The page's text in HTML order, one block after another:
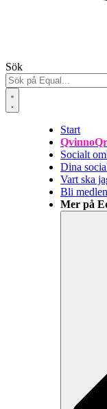
Sök
Start
Socialt
Dina
Vart ska
Bli
Mer på